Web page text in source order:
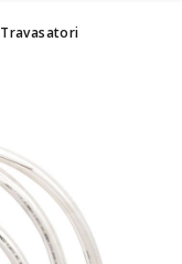
Travasatori